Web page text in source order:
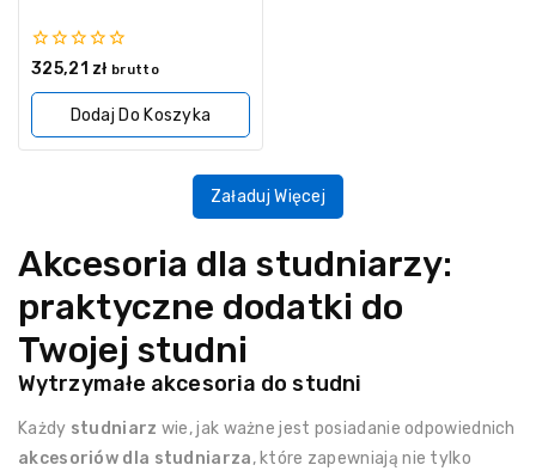
0
5
325,21 zł brutto
Dodaj Do Koszyka
Załaduj Więcej
Akcesoria dla studniarzy:
praktyczne dodatki do
Twojej studni
Wytrzymałe akcesoria do studni
Każdy studniarz wie, jak ważne jest posiadanie odpowiednich
akcesoriów dla studniarza, które zapewniają nie tylko